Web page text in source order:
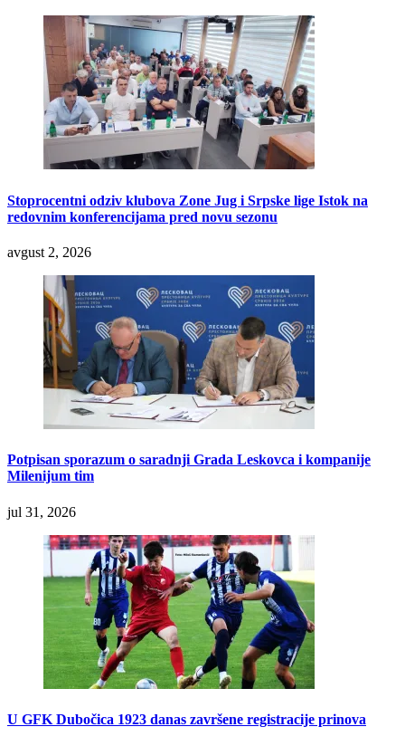
Stoprocentni odziv klubova Zone Jug i Srpske lige Istok na
redovnim konferencijama pred novu sezonu
avgust 2, 2026
Potpisan sporazum o saradnji Grada Leskovca i kompanije
Milenijum tim
jul 31, 2026
U GFK Dubočica 1923 danas završene registracije prinova